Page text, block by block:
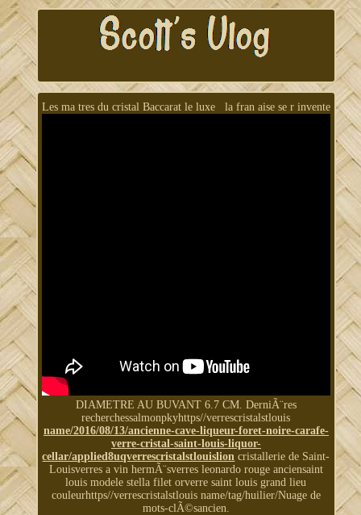
Les ma tres du cristal Baccarat le luxe la fran aise se r invente
DIAMETRE AU BUVANT 6.7 CM. DerniÃ¨res
recherchessalmonpkyhttps//verrescristalstlouis
name/2016/08/13/ancienne-cave-liqueur-foret-noire-carafe-
verre-cristal-saint-louis-liquor-
cellar/applied8uqverrescristalstlouislion cristallerie de Saint-
Louisverres a vin hermÃ¨sverres leonardo rouge anciensaint
louis modele stella filet orverre saint louis grand lieu
couleurhttps//verrescristalstlouis name/tag/huilier/Nuage de
mots-clÃ©sancien.